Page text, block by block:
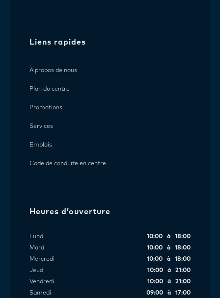
Liens rapides
À propos de nous
Plan du centre
Promotions
Services
Emplois
Code de conduite en centre
Heures d’ouverture
Lundi
10:00 à 18:00
Mardi
10:00 à 18:00
Mercredi
10:00 à 18:00
Jeudi
10:00 à 21:00
Vendredi
10:00 à 21:00
Samedi
09:00 à 17:00